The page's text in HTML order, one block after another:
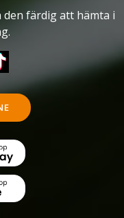
den färdig att hämta i